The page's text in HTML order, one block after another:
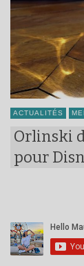
ACTUALITÉS
Orlinski
pour